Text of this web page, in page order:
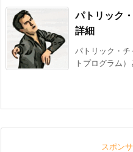
パトリック
詳細
パトリック・
トプログラム
スポン